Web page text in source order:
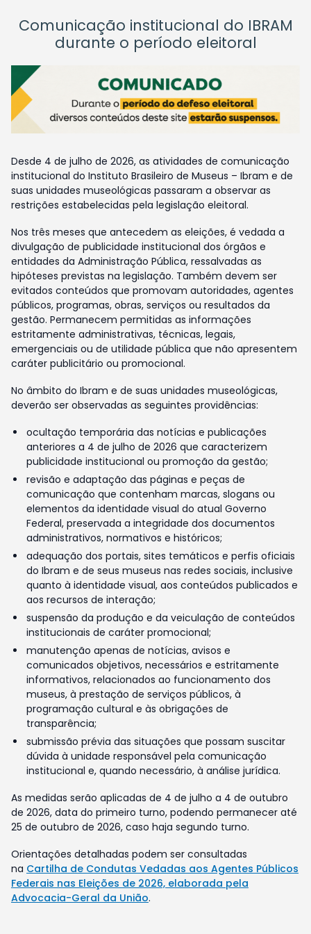
Comunicação institucional do IBRAM
durante o período eleitoral
Desde 4 de julho de 2026, as atividades de comunicação
institucional do Instituto Brasileiro de Museus – Ibram e de
suas unidades museológicas passaram a observar as
restrições estabelecidas pela legislação eleitoral.
Nos três meses que antecedem as eleições, é vedada a
divulgação de publicidade institucional dos órgãos e
entidades da Administração Pública, ressalvadas as
hipóteses previstas na legislação. Também devem ser
evitados conteúdos que promovam autoridades, agentes
públicos, programas, obras, serviços ou resultados da
gestão. Permanecem permitidas as informações
estritamente administrativas, técnicas, legais,
emergenciais ou de utilidade pública que não apresentem
caráter publicitário ou promocional.
No âmbito do Ibram e de suas unidades museológicas,
deverão ser observadas as seguintes providências:
ocultação temporária das notícias e publicações
anteriores a 4 de julho de 2026 que caracterizem
publicidade institucional ou promoção da gestão;
revisão e adaptação das páginas e peças de
comunicação que contenham marcas, slogans ou
elementos da identidade visual do atual Governo
Federal, preservada a integridade dos documentos
administrativos, normativos e históricos;
adequação dos portais, sites temáticos e perfis oficiais
do Ibram e de seus museus nas redes sociais, inclusive
quanto à identidade visual, aos conteúdos publicados e
aos recursos de interação;
suspensão da produção e da veiculação de conteúdos
institucionais de caráter promocional;
manutenção apenas de notícias, avisos e
comunicados objetivos, necessários e estritamente
informativos, relacionados ao funcionamento dos
museus, à prestação de serviços públicos, à
programação cultural e às obrigações de
transparência;
submissão prévia das situações que possam suscitar
dúvida à unidade responsável pela comunicação
institucional e, quando necessário, à análise jurídica.
As medidas serão aplicadas de 4 de julho a 4 de outubro
de 2026, data do primeiro turno, podendo permanecer até
25 de outubro de 2026, caso haja segundo turno.
Orientações detalhadas podem ser consultadas
na Cartilha de Condutas Vedadas aos Agentes Públicos
Federais nas Eleições de 2026, elaborada pela
Advocacia-Geral da União.